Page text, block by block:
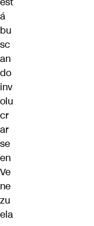
á
bu
sc
an
do
inv
olu
cr
ar
se
en
Ve
ne
zu
ela